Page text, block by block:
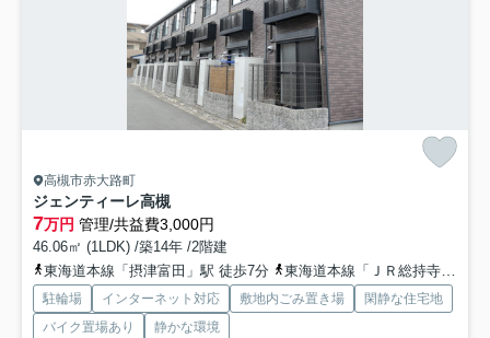
高槻市赤大路町
ジェンティーレ高槻
7万円 管理/共益費3,000円
46.06㎡ (1LDK) /築14年 /2階建
東海道本線「摂津富田」駅 徒歩7分
東海道本線「ＪＲ総持寺」駅 徒歩15分
駐輪場 インターネット対応 敷地内ごみ置き場
閑静な住宅地
バイク置場あり
静かな環境